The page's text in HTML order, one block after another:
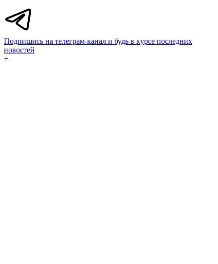
Подпишись на телеграм-канал и будь в курсе последних
новостей
+